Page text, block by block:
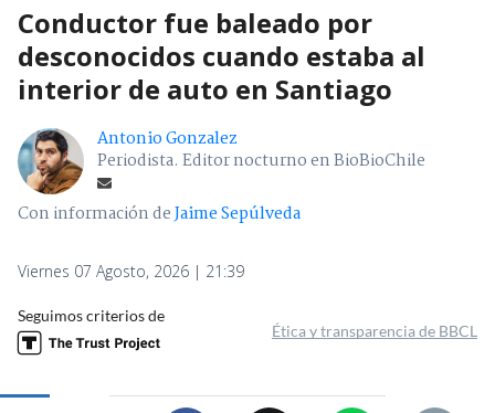
Conductor fue baleado por
desconocidos cuando estaba al
interior de auto en Santiago
Antonio Gonzalez
Periodista. Editor nocturno en BioBioChile
Con información deJaime Sepúlveda
Viernes 07 Agosto, 2026 | 21:39
Seguimos criterios de
Ética y transparencia de BBCL